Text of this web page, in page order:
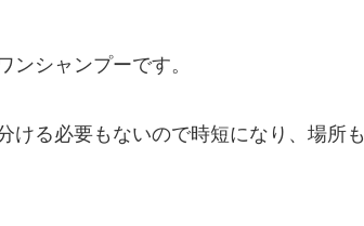
シャンプーです。
ける必要もないので時短になり、場所